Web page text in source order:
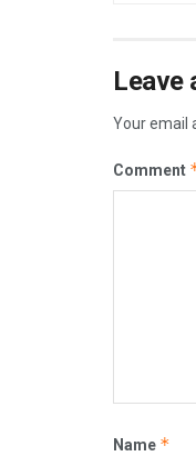
Leave
Your email
Comment
Name *